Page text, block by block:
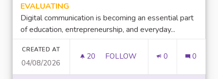
EVALUATING
Digital communication is becoming an essential part
of education, entrepreneurship, and everyday...
CREATED AT
04/08/2026
20 20 FOLLOWERS
FOLLOW 0 0